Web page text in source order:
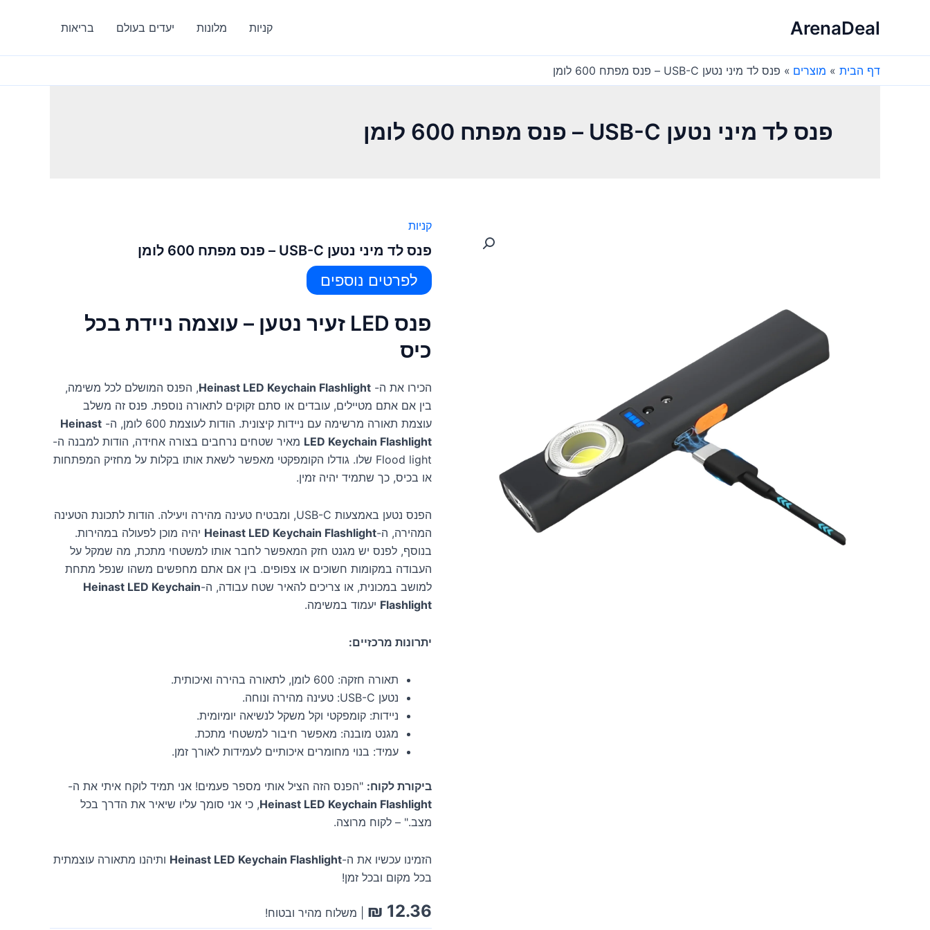
ArenaDeal קניות מלונות יעדים בעולם בריאות
דף הבית מוצרים פנס לד מיני נטען USB-C – פנס מפתח 600 לומן
פנס לד מיני נטען USB-C – פנס מפתח 600 לומן
קניות
פנס לד מיני נטען USB-C – פנס מפתח 600 לומן
לפרטים נוספים
פנס LED זעיר נטען – עוצמה ניידת בכל
כיס
הכירו את ה- Heinast LED Keychain Flashlight, הפנס המושלם לכל משימה,
בין אם אתם מטיילים, עובדים או סתם זקוקים לתאורה נוספת. פנס זה משלב
עוצמת תאורה מרשימה עם ניידות קיצונית. הודות לעוצמת 600 לומן, ה-
Heinast
LED Keychain Flashlight מאיר שטחים נרחבים בצורה אחידה, הודות למבנה ה-
Flood light שלו. גודלו הקומפקטי מאפשר לשאת אותו בקלות על מחזיק המפתחות
או בכיס, כך שתמיד יהיה זמין.
הפנס נטען באמצעות USB-C, ומבטיח טעינה מהירה ויעילה. הודות לתכונת הטעינה
המהירה, ה-Heinast LED Keychain Flashlight יהיה מוכן לפעולה במהירות.
בנוסף, לפנס יש מגנט חזק המאפשר לחבר אותו למשטחי מתכת, מה שמקל על
העבודה במקומות חשוכים או צפופים. בין אם אתם מחפשים משהו שנפל מתחת
למושב במכונית, או צריכים להאיר שטח עבודה, ה-Heinast LED Keychain
Flashlight יעמוד במשימה.
יתרונות מרכזיים:
תאורה חזקה: 600 לומן, לתאורה בהירה ואיכותית.
נטען USB-C: טעינה מהירה ונוחה.
ניידות: קומפקטי וקל משקל לנשיאה יומיומית.
מגנט מובנה: מאפשר חיבור למשטחי מתכת.
עמיד: בנוי מחומרים איכותיים לעמידות לאורך זמן.
ביקורת לקוח: "הפנס הזה הציל אותי מספר פעמים! אני תמיד לוקח איתי את ה-
Heinast LED Keychain Flashlight, כי אני סומך עליו שיאיר את הדרך בכל
מצב." – לקוח מרוצה.
הזמינו עכשיו את ה-Heinast LED Keychain Flashlight ותיהנו מתאורה עוצמתית
בכל מקום ובכל זמן!
₪ 12.36 | משלוח מהיר ובטוח!